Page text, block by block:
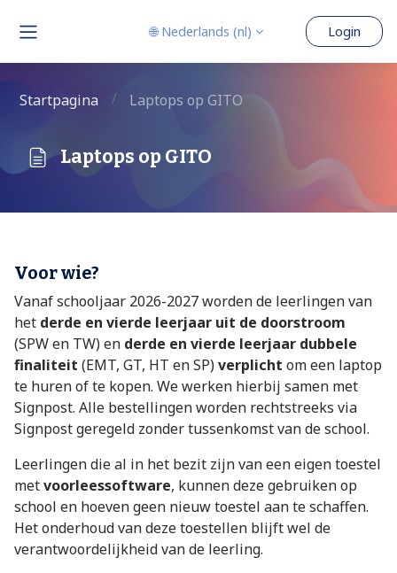
🌐 Nederlands ‎(nl)‎ Login
Startpagina Laptops op GITO
Laptops op GITO
Voor wie?
Vanaf schooljaar 2026-2027 worden de leerlingen van
het derde en vierde leerjaar uit de doorstroom
(SPW en TW) en derde en vierde leerjaar dubbele
finaliteit (EMT, GT, HT en SP)verplicht om een laptop
te huren of te kopen. We werken hierbij samen met
Signpost. Alle bestellingen worden rechtstreeks via
Signpost geregeld zonder tussenkomst van de school.
Leerlingen die al in het bezit zijn van een eigen toestel
metvoorleessoftware, kunnen deze gebruiken op
school en hoeven geen nieuw toestel aan te schaffen.
Het onderhoud van deze toestellen blijft wel de
verantwoordelijkheid van de leerling.